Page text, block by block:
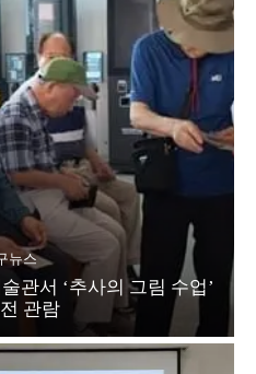
뉴스
관서 ‘추사의 그림 수업’
관람